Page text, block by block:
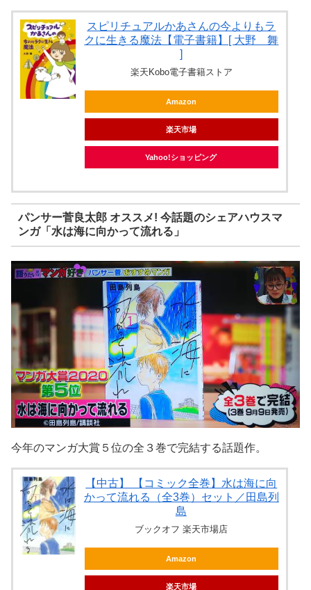
スピリチュアルかあさんの今よりもラ
クに生きる魔法【電子書籍】[ 大野 舞
]
楽天Kobo電子書籍ストア
Amazon
楽天市場
Yahoo!ショッピング
パンサー菅良太郎 オススメ! 今話題のシェアハウスマ
ンガ「水は海に向かって流れる」
今年のマンガ大賞５位の全３巻で完結する話題作。
【中古】 【コミック全巻】水は海に向
かって流れる（全3巻）セット／田島列
島
ブックオフ 楽天市場店
Amazon
楽天市場